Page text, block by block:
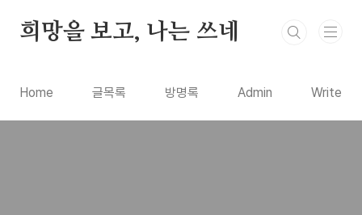
희망을 보고, 나는 쓰네
Home 글목록 방명록 Admin Write